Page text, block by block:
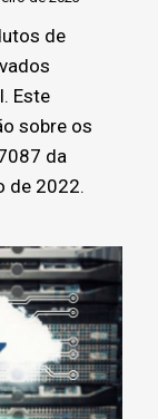
de
Este
sobre os
da
de 2022.